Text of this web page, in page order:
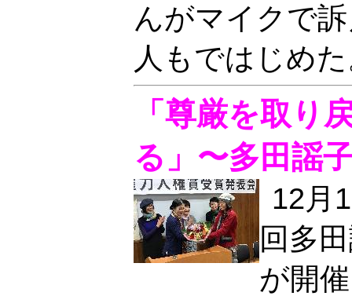
んがマイクで
人もではじめ
「尊厳を取り
る」〜多田謡
12月
回多
が開